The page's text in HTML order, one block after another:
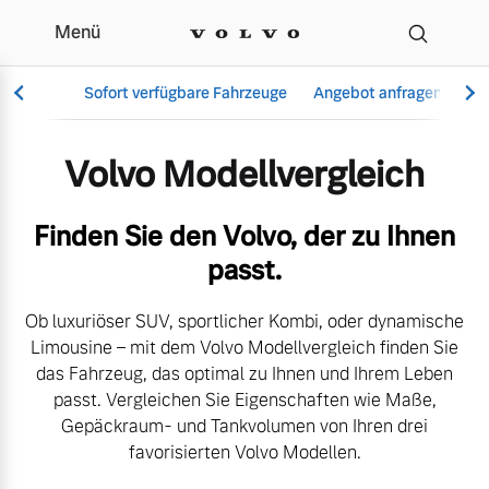
Der Volvo
Menü
Sofort verfügbare Fahrzeuge Angebot anfragen
Vollelektrisch
6 Modelle
Plug-in Hybrid
3 Modelle
Aktuelle Angebote
Über uns
Volvo Modellvergleich
Finden Sie den Volvo, der zu Ihnen
passt.
Ob luxuriöser SUV, sportlicher Kombi, oder dynamische
Limousine – mit dem Volvo Modellvergleich finden Sie
das Fahrzeug, das optimal zu Ihnen und Ihrem Leben
passt. Vergleichen Sie Eigenschaften wie Maße,
Gepäckraum- und Tankvolumen von Ihren drei
favorisierten Volvo Modellen.